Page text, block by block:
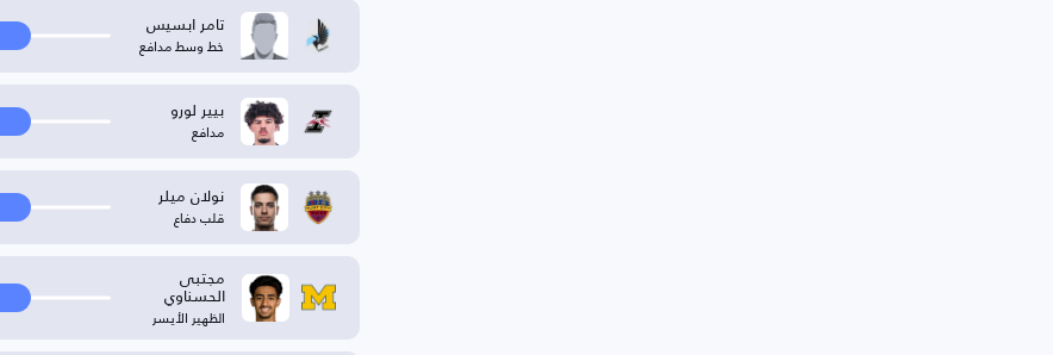
تامر ابسيس
خط وسط مدافع
بيير لورو
مدافع
نولان ميلر
قلب دفاع
مجتبی
الحسناوي
الظهير الأيسر